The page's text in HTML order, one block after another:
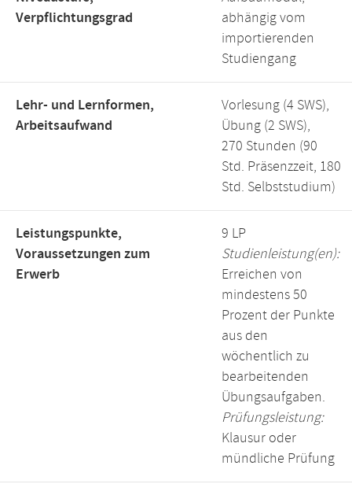
Verpflichtungsgrad
abhängig vom
importierenden
Studiengang
Lehr- und Lernformen,
Arbeitsaufwand
Vorlesung (4 SWS),
Übung (2 SWS),
270 Stunden (90
Std. Präsenzzeit, 180
Std. Selbststudium)
Leistungspunkte,
Voraussetzungen zum
Erwerb
9 LP
Studienleistung(en):
Erreichen von
mindestens 50
Prozent der Punkte
aus den
wöchentlich zu
bearbeitenden
Übungsaufgaben.
Prüfungsleistung:
Klausur oder
mündliche Prüfung